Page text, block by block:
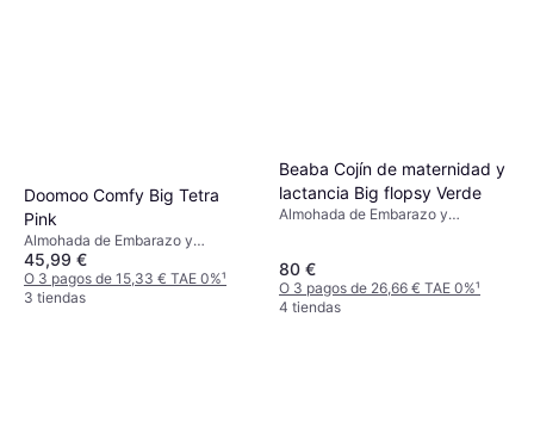
Doomoo Comfy Big Tetra
Pink
Almohada de Embarazo y
Lactancia, Rosa, Material: Algodón
45,99 €
O 3 pagos de 15,33 € TAE 0%¹
3 tiendas
Beaba Cojín de maternidad y
lactancia Big flopsy Verde
Almohada de Embarazo y
80 €
O 3 pagos de 26,66 € TAE 0%¹
4 tiendas